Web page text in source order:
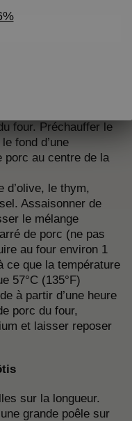
four. Préchauffer le
fond d’une
porc au centre de la
d’olive, le thym,
Assaisonner de
le mélange
de porc (ne pas
au four environ 1
ce que la température
57°C (135°F)
à partir d’une heure
porc du four,
et laisser reposer
sur la longueur.
grande poêle sur